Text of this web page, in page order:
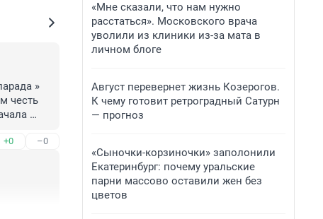
»
честь
+0 –0
«Мне сказали, что нам нужно
расстаться». Московского врача
уволили из клиники из-за мата в
личном блоге
Август перевернет жизнь Козерогов.
К чему готовит ретроградный Сатурн
— прогноз
«Сыночки-корзиночки» заполонили
Екатеринбург: почему уральские
парни массово оставили жен без
цветов